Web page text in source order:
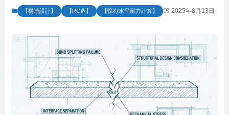
【構造設計】 【RC造】 【保有水平耐力計算】 2025年8月13日